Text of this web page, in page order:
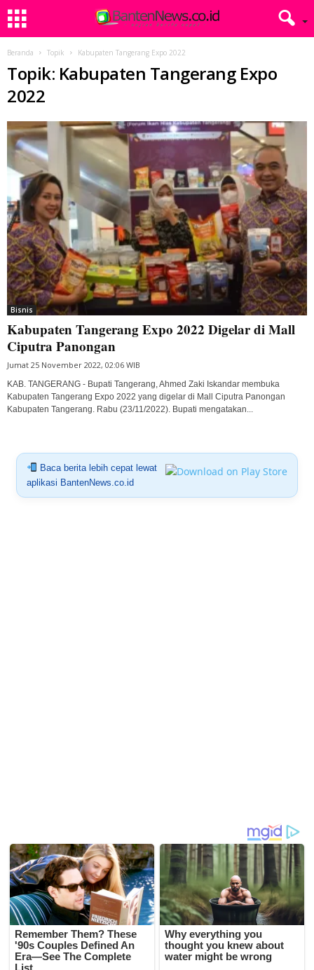
Beranda Topik Kabupaten Tangerang Expo 2022
Topik: Kabupaten Tangerang Expo
2022
Bisnis
Kabupaten Tangerang Expo 2022 Digelar di Mall
Ciputra Panongan
Jumat 25 November 2022, 02:06 WIB
KAB. TANGERANG - Bupati Tangerang, Ahmed Zaki Iskandar membuka
Kabupaten Tangerang Expo 2022 yang digelar di Mall Ciputra Panongan
Kabupaten Tangerang. Rabu (23/11/2022). Bupati mengatakan...
Baca berita lebih cepat lewat
aplikasi BantenNews.co.id